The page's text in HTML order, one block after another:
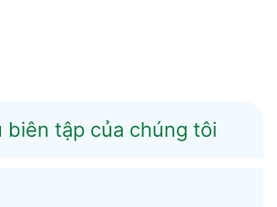
biên tập của chúng tôi